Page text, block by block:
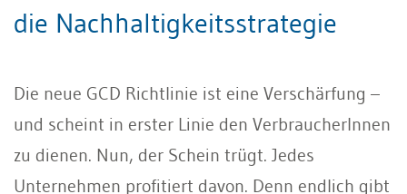
die Nachhaltigkeitsstrategie
Die neue GCD Richtlinie ist eine Verschärfung –
und scheint in erster Linie den VerbraucherInnen
zu dienen. Nun, der Schein trügt. Jedes
Unternehmen profitiert davon. Denn endlich gibt